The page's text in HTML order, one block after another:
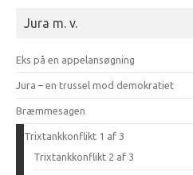
Jura m. v.
Eks på en appelansøgning
Jura – en trussel mod demokratiet
Bræmmesagen
Trixtankkonflikt 1 af 3
Trixtankkonflikt 2 af 3